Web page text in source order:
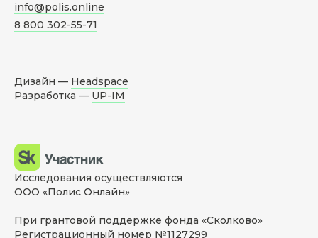
info@polis.online
8 800 302-55-71
Дизайн — Headspace
Разработка — UP-IM
Исследования осуществляются
ООО «Полис Онлайн»
При грантовой поддержке фонда «Сколково»
Регистрационный номер №1127299